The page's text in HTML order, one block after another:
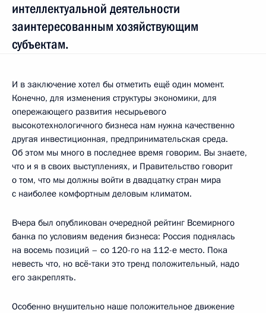
интеллектуальной деятельности
заинтересованным хозяйствующим
субъектам.
И в заключение хотел бы отметить ещё один момент.
Конечно, для изменения структуры экономики, для
опережающего развития несырьевого
высокотехнологичного бизнеса нам нужна качественно
другая инвестиционная, предпринимательская среда.
Об этом мы много в последнее время говорим. Вы знаете,
что и я в своих выступлениях, и Правительство говорит
о том, что мы должны войти в двадцатку стран мира
с наиболее комфортным деловым климатом.
Вчера был опубликован очередной рейтинг Всемирного
банка по условиям ведения бизнеса: Россия поднялась
на восемь позиций – со 120-го на 112-е место. Пока
невесть что, но всё‑таки это тренд положительный, надо
его закреплять.
Особенно внушительно наше положительное движение